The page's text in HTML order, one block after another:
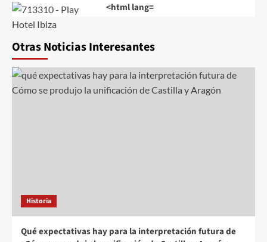
<html lang=
Otras Noticias Interesantes
Historia
Qué expectativas hay para la interpretación futura de